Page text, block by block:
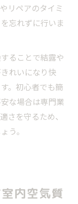
リペアのタイミ
忘れずに行いま
ることで結露や
れいになり快
。初心者でも簡
な場合は専門業
さを守るため、
う。
内空気質